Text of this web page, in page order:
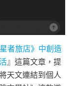
者旅店》中創造
』這篇文章，提
天文連結到個人